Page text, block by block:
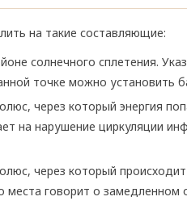
на такие составляющие:
солнечного сплетения.
точке можно установить
через который энергия
на нарушение циркуляции
через который
места говорит о